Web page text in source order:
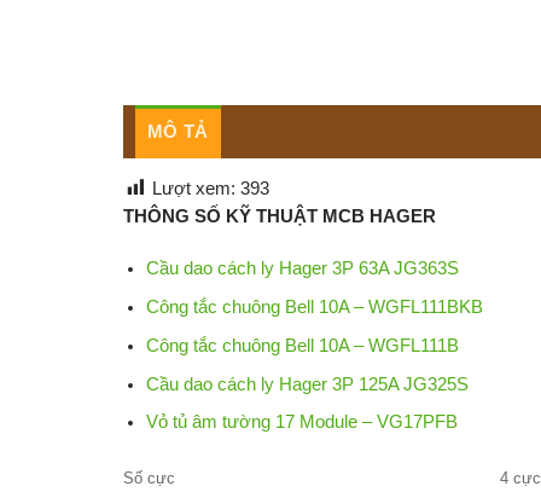
MÔ TẢ
Lượt xem: 393
THÔNG SỐ KỸ THUẬT MCB HAGER
Cầu dao cách ly Hager 3P 63A JG363S
Công tắc chuông Bell 10A – WGFL111BKB
Công tắc chuông Bell 10A – WGFL111B
Cầu dao cách ly Hager 3P 125A JG325S
Vỏ tủ âm tường 17 Module – VG17PFB
Số cực
4 cực